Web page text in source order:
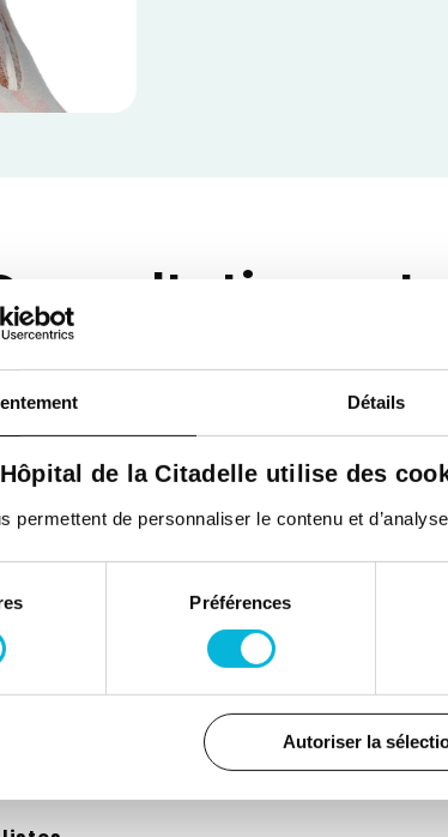
Détails
de la Citadelle utilise des
permettent de personnaliser le contenu et
Préférences
Autoriser la
et